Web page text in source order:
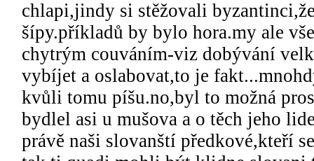
chlapi,jindy si stěžovali
šípy.příkladů by bylo hora.my ale
chytrým couváním-viz dobývání
vybíjet a oslabovat,to je
kvůli tomu píšu.no,byl to možná
bydlel asi u mušova a o těch jeho
právě naši slovanští předkové,kteří